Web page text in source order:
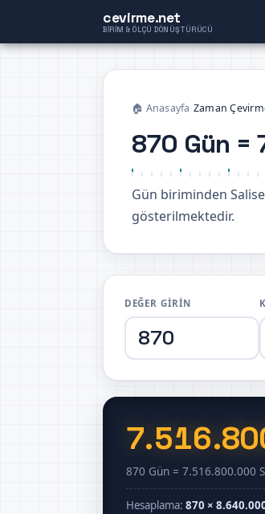
cevirme.net
BIRIM & ÖLÇÜ DÖNÜŞTÜRÜCÜ
🏠 Anasayfa Zaman
870 Gün =
Gün biriminden
gösterilmektedir.
DEĞER GIRIN
870 Gün = 7.516.800.000
Hesaplama: 870 ×